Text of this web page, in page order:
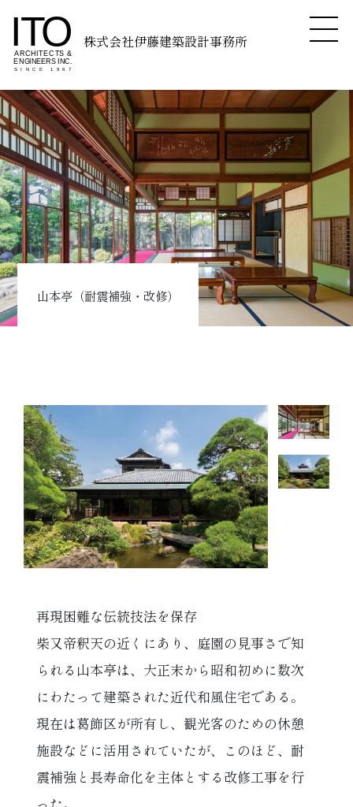
株式会社伊藤建築設計事務所
山本亭（耐震補強・改修）
再現困難な伝統技法を保存
柴又帝釈天の近くにあり、庭園の見事さで知
られる山本亭は、大正末から昭和初めに数次
にわたって建築された近代和風住宅である。
現在は葛飾区が所有し、観光客のための休憩
施設などに活用されていたが、このほど、耐
震補強と長寿命化を主体とする改修工事を行